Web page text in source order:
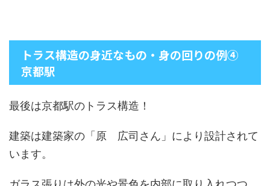
トラス構造の身近なもの・身の回りの例④
京都駅
最後は京都駅のトラス構造！
建築は建築家の「原 広司さん」により設計されて
います。